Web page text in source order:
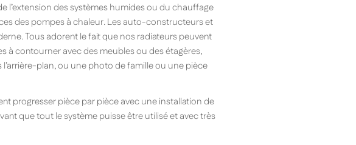
l’extension des systèmes humides ou du chauffage
des pompes à chaleur. Les auto-constructeurs et
Tous adorent le fait que nos radiateurs peuvent
à contourner avec des meubles ou des étagères,
plan, ou une photo de famille ou une pièce
progresser pièce par pièce avec une installation de
que tout le système puisse être utilisé et avec très